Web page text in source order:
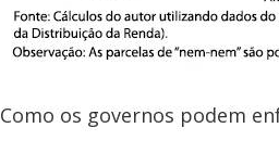
Como os governos podem